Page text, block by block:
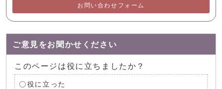
お問い合わせフォーム
ご意見をお聞かせください
このページは役に立ちましたか？
役に立った